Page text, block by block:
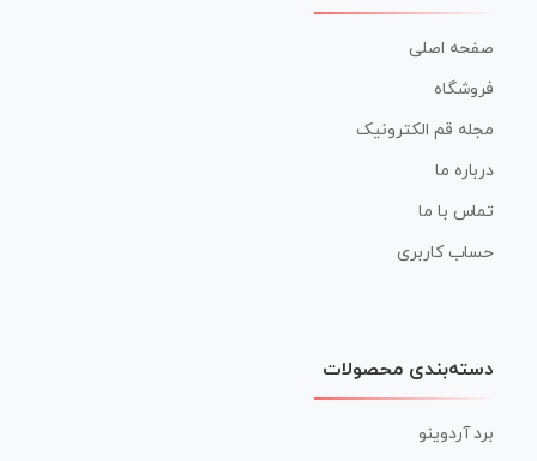
صفحه اصلی
فروشگاه
مجله قم الکترونیک
درباره ما
تماس با ما
حساب کاربری
دسته‌بندی محصولات
برد آردوینو